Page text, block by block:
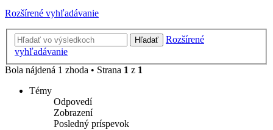
Rozšírené vyhľadávanie
Hľadať
Rozšírené
vyhľadávanie
Bola nájdená 1 zhoda • Strana 1 z 1
Témy
Odpovedí
Zobrazení
Posledný príspevok